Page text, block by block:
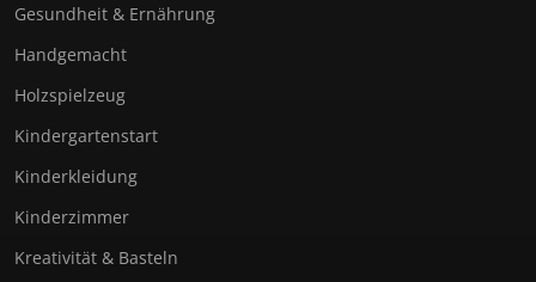
Gesundheit & Ernährung
Handgemacht
Holzspielzeug
Kindergartenstart
Kinderkleidung
Kinderzimmer
Kreativität & Basteln